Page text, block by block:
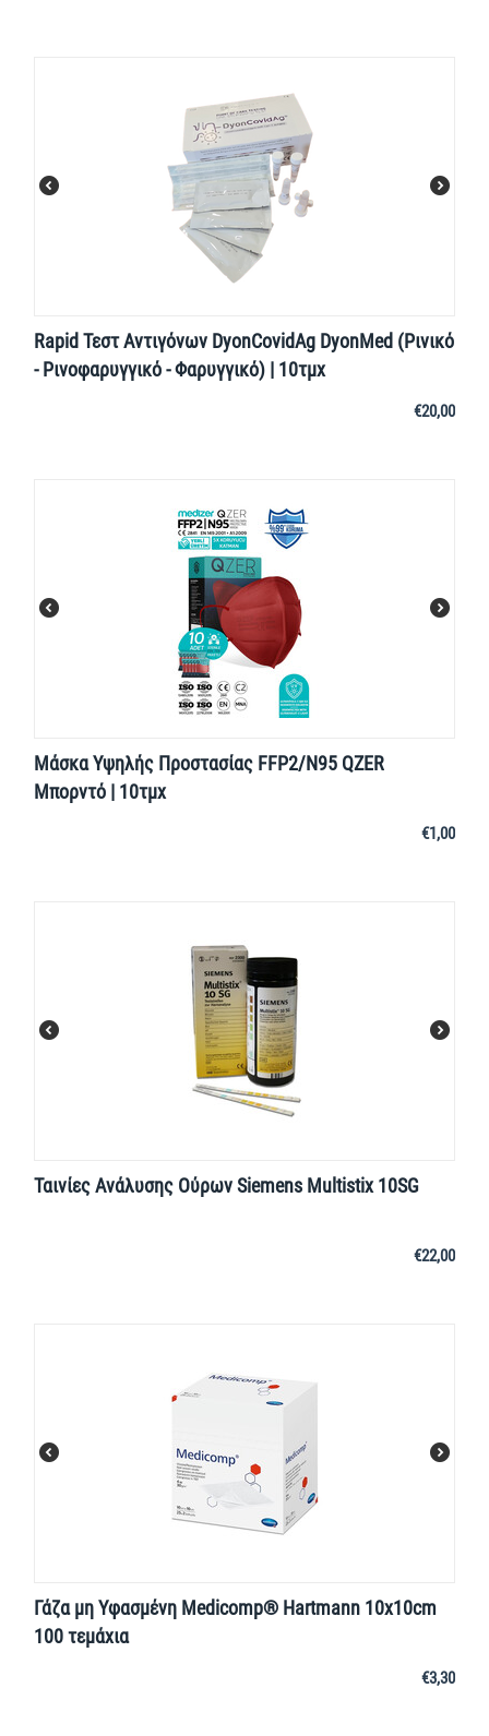
Rapid Τεστ Αντιγόνων DyonCovidAg DyonMed (Ρινικό
- Ρινοφαρυγγικό - Φαρυγγικό) | 10τμχ
€20,00
Μάσκα Υψηλής Προστασίας FFP2/N95 QZER
Μπορντό | 10τμχ
€1,00
Ταινίες Ανάλυσης Ούρων Siemens Multistix 10SG
€22,00
Γάζα μη Υφασμένη Medicomp® Hartmann 10x10cm
100 τεμάχια
€3,30